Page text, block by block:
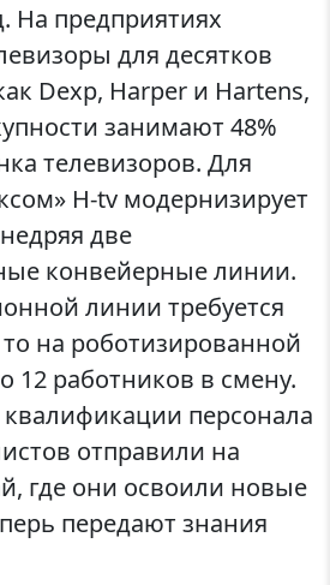
На предприятиях
для десятков
Dexp, Harper и Hartens,
занимают 48%
телевизоров. Для
H-tv модернизирует
две
конвейерные линии.
линии требуется
на роботизированной
12 работников в смену.
персонала
отправили на
где они освоили новые
передают знания